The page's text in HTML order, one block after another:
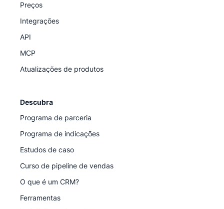
Preços
Integrações
API
MCP
Atualizações de produtos
Descubra
Programa de parceria
Programa de indicações
Estudos de caso
Curso de pipeline de vendas
O que é um CRM?
Ferramentas